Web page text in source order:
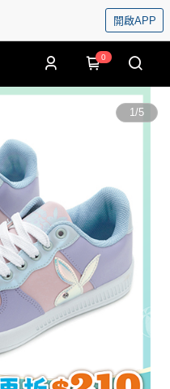
開啟APP
0
1/5